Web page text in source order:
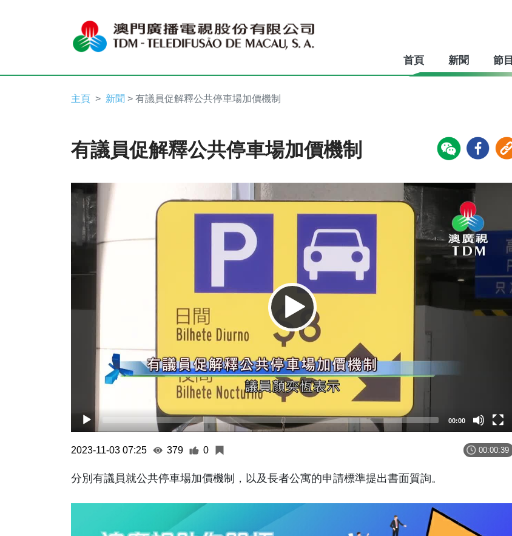
首頁 新聞 節目
主頁 新聞 > 有議員促解釋公共停車場加價機制
有議員促解釋公共停車場加價機制
Video
Player
00:00
2023-11-03 07:25 379 0 00:00:39
分別有議員就公共停車場加價機制，以及長者公寓的申請標準提出書面質詢。